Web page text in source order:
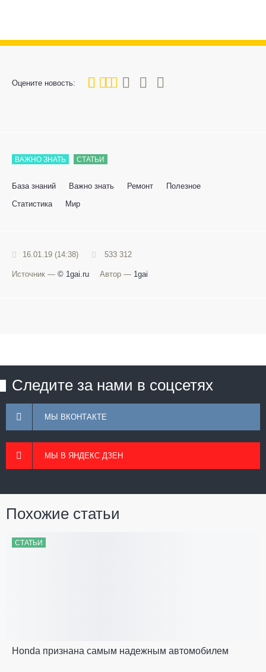
Оцените новость:
40
1 3 4 5
ВАЖНО ЗНАТЬ СТАТЬИ
База знаний Важно знать Ремонт
Полезное
Статистика
Мир
16.01.19 (14:38) 533 312
Источник — © 1gai.ru Автор — 1gai
Следите за нами в соцсетях
МЫ ВКОНТАКТЕ
МЫ В ЯНДЕКС ДЗЕН
Похожие статьи
СТАТЬИ
Honda признана самым надежным автомобилем